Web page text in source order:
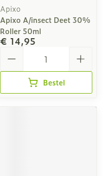
Apixo
Apixo A/insect Deet 30%
Roller 50ml
€ 14,95
Bestel